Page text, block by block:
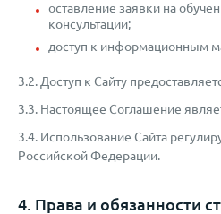
оставление заявки на
консультации;
доступ к информационным
3.2. Доступ к Сайту
3.3. Настоящее Соглашение
3.4. Использование Сайта
Российской Федерации.
4. Права и обязанности